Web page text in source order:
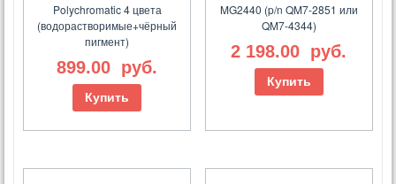
Polychromatic 4 цвета
(водорастворимые+чёрный
пигмент)
899.00 руб.
Купить
MG2440 (p/n QM7-2851 или
QM7-4344)
2 198.00 руб.
Купить